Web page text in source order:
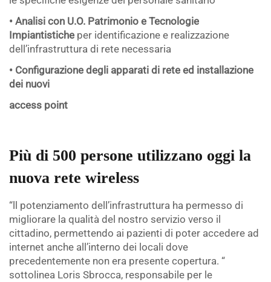
• Analisi con U.O. Patrimonio e Tecnologie
Impiantistiche per identificazione e realizzazione
dell’infrastruttura di rete necessaria
• Configurazione degli apparati di rete ed installazione
dei nuovi
access point
Più di 500 persone utilizzano oggi la
nuova rete wireless
“ll potenziamento dell’infrastruttura ha permesso di
migliorare la qualità del nostro servizio verso il
cittadino, permettendo ai pazienti di poter accedere ad
internet anche all’interno dei locali dove
precedentemente non era presente copertura. “
sottolinea Loris Sbrocca, responsabile per le